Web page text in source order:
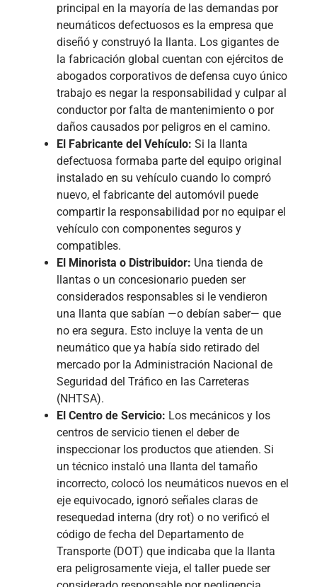
principal en la mayoría de las demandas por
neumáticos defectuosos es la empresa que
diseñó y construyó la llanta. Los gigantes de
la fabricación global cuentan con ejércitos de
abogados corporativos de defensa cuyo único
trabajo es negar la responsabilidad y culpar al
conductor por falta de mantenimiento o por
daños causados por peligros en el camino.
El Fabricante del Vehículo: Si la llanta
defectuosa formaba parte del equipo original
instalado en su vehículo cuando lo compró
nuevo, el fabricante del automóvil puede
compartir la responsabilidad por no equipar el
vehículo con componentes seguros y
compatibles.
El Minorista o Distribuidor: Una tienda de
llantas o un concesionario pueden ser
considerados responsables si le vendieron
una llanta que sabían —o debían saber— que
no era segura. Esto incluye la venta de un
neumático que ya había sido retirado del
mercado por la Administración Nacional de
Seguridad del Tráfico en las Carreteras
(NHTSA).
El Centro de Servicio: Los mecánicos y los
centros de servicio tienen el deber de
inspeccionar los productos que atienden. Si
un técnico instaló una llanta del tamaño
incorrecto, colocó los neumáticos nuevos en el
eje equivocado, ignoró señales claras de
resequedad interna (dry rot) o no verificó el
código de fecha del Departamento de
Transporte (DOT) que indicaba que la llanta
era peligrosamente vieja, el taller puede ser